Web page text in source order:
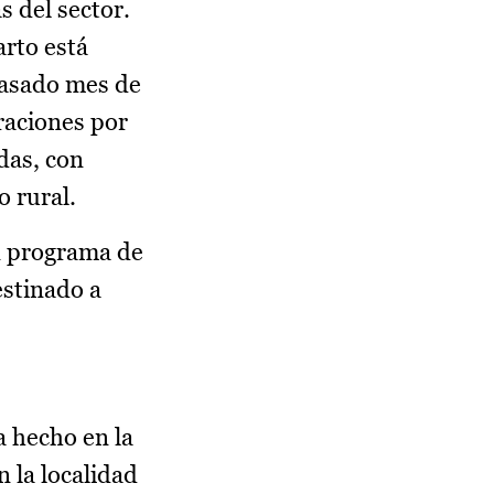
del sector.
está
mes de
por
con
rural.
de
a
hecho en la
la localidad